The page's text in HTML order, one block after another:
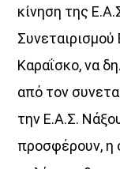
κίνηση της
Καραΐσκο, να
από τον
την Ε.Α.Σ.
προσφέρουν, η